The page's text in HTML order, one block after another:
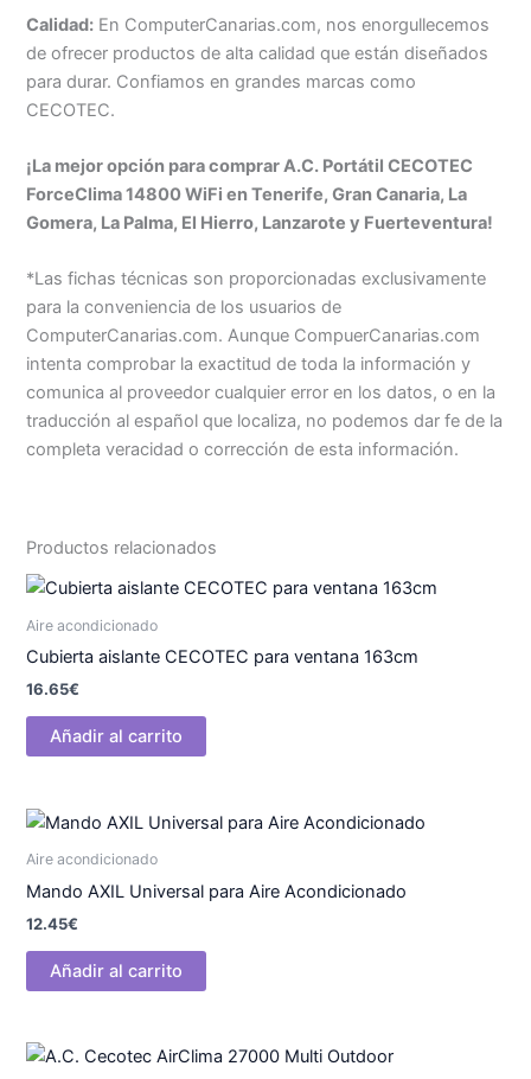
Calidad: En ComputerCanarias.com, nos enorgullecemos
de ofrecer productos de alta calidad que están diseñados
para durar. Confiamos en grandes marcas como
CECOTEC.
¡La mejor opción para comprar A.C. Portátil CECOTEC
ForceClima 14800 WiFi en Tenerife, Gran Canaria, La
Gomera, La Palma, El Hierro, Lanzarote y Fuerteventura!
*Las fichas técnicas son proporcionadas exclusivamente
para la conveniencia de los usuarios de
ComputerCanarias.com. Aunque CompuerCanarias.com
intenta comprobar la exactitud de toda la información y
comunica al proveedor cualquier error en los datos, o en la
traducción al español que localiza, no podemos dar fe de la
completa veracidad o corrección de esta información.
Productos relacionados
Aire acondicionado
Cubierta aislante CECOTEC para ventana 163cm
16.65€
Añadir al carrito
Aire acondicionado
Mando AXIL Universal para Aire Acondicionado
12.45€
Añadir al carrito